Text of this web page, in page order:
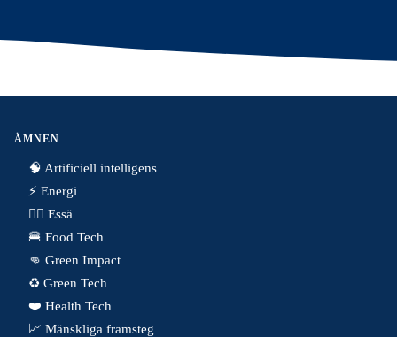
ÄMNEN
🧠 Artificiell intelligens
⚡️ Energi
✍🏼 Essä
🍔 Food Tech
👊 Green Impact
♻️ Green Tech
❤️ Health Tech
📈 Mänskliga framsteg